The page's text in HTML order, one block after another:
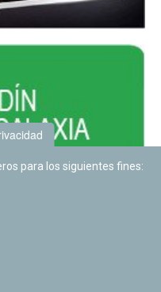
para los siguientes fines: